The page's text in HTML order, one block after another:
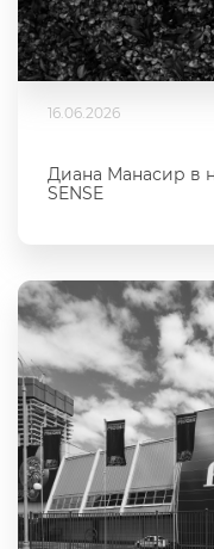
16.06.2026
Диана Манасир в
SENSE